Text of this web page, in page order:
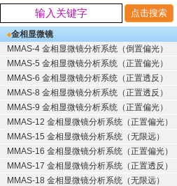
金相显微镜
MMAS-4 金相显微镜分析系统（倒置偏光）
MMAS-5 金相显微镜分析系统（正置偏光）
MMAS-6 金相显微镜分析系统（正置透反）
MMAS-8 金相显微镜分析系统（正置透反）
MMAS-9 金相显微镜分析系统（正置偏光）
MMAS-12 金相显微镜分析系统（正置偏光）
MMAS-15 金相显微镜分析系统（无限远）
MMAS-16 金相显微镜分析系统（正置偏光）
MMAS-17 金相显微镜分析系统（正置透反）
MMAS-18 金相显微镜分析系统（无限远）